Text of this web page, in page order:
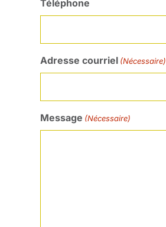
Téléphone
Adresse courriel (Nécessaire)
Message (Nécessaire)